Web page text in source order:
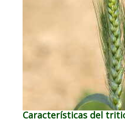
Características del